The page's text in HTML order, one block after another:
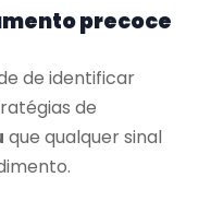
precoce
de identificar
de
que qualquer sinal